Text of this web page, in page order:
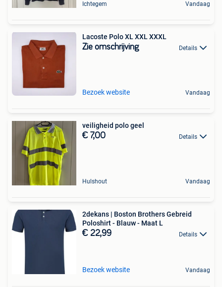
Ichtegem Vandaag
Lacoste Polo XL XXL XXXL
Zie omschrijving Details
Bezoek website Vandaag
veiligheid polo geel
€ 7,00 Details
Hulshout Vandaag
2dekans | Boston Brothers Gebreid
Poloshirt - Blauw - Maat L
€ 22,99 Details
Bezoek website Vandaag